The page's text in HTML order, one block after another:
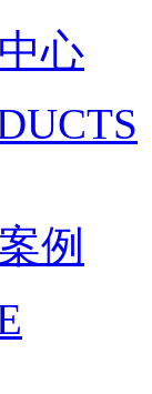
心
例